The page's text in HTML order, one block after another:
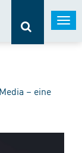
– eine